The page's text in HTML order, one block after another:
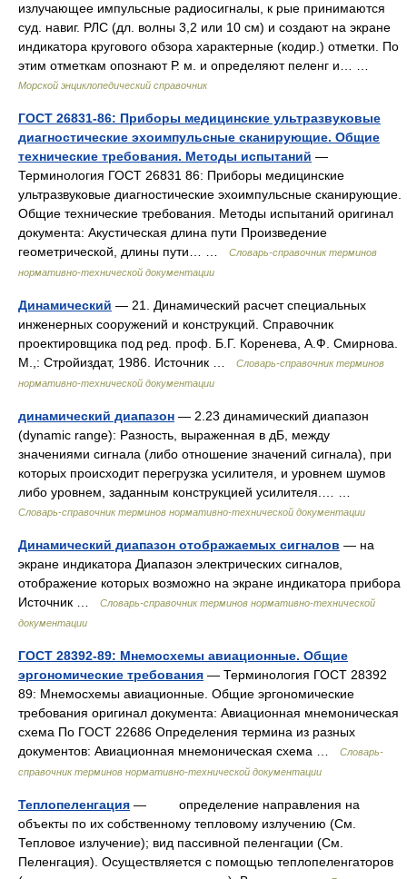
излучающее импульсные радиосигналы, к рые принимаются
суд. навиг. РЛС (дл. волны 3,2 или 10 см) и создают на экране
индикатора кругового обзора характерные (кодир.) отметки. По
этим отметкам опознают Р. м. и определяют пеленг и… …
Морской энциклопедический справочник
ГОСТ 26831-86: Приборы медицинские ультразвуковые
диагностические эхоимпульсные сканирующие. Общие
технические требования. Методы испытаний —
Терминология ГОСТ 26831 86: Приборы медицинские
ультразвуковые диагностические эхоимпульсные сканирующие.
Общие технические требования. Методы испытаний оригинал
документа: Акустическая длина пути Произведение
геометрической, длины пути… …
Словарь-справочник терминов
нормативно-технической документации
Динамический — 21. Динамический расчет специальных
инженерных сооружений и конструкций. Справочник
проектировщика под ред. проф. Б.Г. Коренева, А.Ф. Смирнова.
М.,: Стройиздат, 1986. Источник …
Словарь-справочник терминов
нормативно-технической документации
динамический диапазон — 2.23 динамический диапазон
(dynamic range): Разность, выраженная в дБ, между
значениями сигнала (либо отношение значений сигнала), при
которых происходит перегрузка усилителя, и уровнем шумов
либо уровнем, заданным конструкцией усилителя.… …
Словарь-справочник терминов нормативно-технической документации
Динамический диапазон отображаемых сигналов — на
экране индикатора Диапазон электрических сигналов,
отображение которых возможно на экране индикатора прибора
Источник …
Словарь-справочник терминов нормативно-технической
документации
ГОСТ 28392-89: Мнемосхемы авиационные. Общие
эргономические требования — Терминология ГОСТ 28392
89: Мнемосхемы авиационные. Общие эргономические
требования оригинал документа: Авиационная мнемоническая
схема По ГОСТ 22686 Определения термина из разных
документов: Авиационная мнемоническая схема …
Словарь-
справочник терминов нормативно-технической документации
Теплопеленгация — определение направления на
объекты по их собственному тепловому излучению (См.
Тепловое излучение); вид пассивной пеленгации (См.
Пеленгация). Осуществляется с помощью теплопеленгаторов